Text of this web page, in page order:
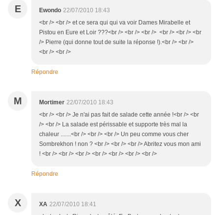
E Ewondo 22/07/2010 18:43
<br /> <br /> et ce sera qui qui va voir Dames Mirabelle et
Pistou en Eure et Loir ???<br /> <br /> <br /> <br /> <br /> <br
/> Pierre (qui donne tout de suite la réponse !).<br /> <br />
<br /> <br />
Répondre
M Mortimer 22/07/2010 18:43
<br /> <br /> Je n'ai pas fait de salade cette année !<br /> <br
/> <br /> La salade est périssable et supporte très mal la
chaleur .......<br /> <br /> <br /> Un peu comme vous cher
Sombrekhon ! non ? <br /> <br /> <br /> Abritez vous mon ami
! <br /> <br /> <br /> <br /> <br /> <br /> <br />
Répondre
X XA 22/07/2010 18:41